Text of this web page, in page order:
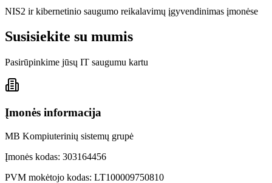
NIS2 ir kibernetinio saugumo reikalavimų įgyvendinimas įmonėse
Susisiekite su mumis
Pasirūpinkime jūsų IT saugumu kartu
Įmonės informacija
MB Kompiuterinių sistemų grupė
Įmonės kodas: 303164456
PVM mokėtojo kodas: LT100009750810